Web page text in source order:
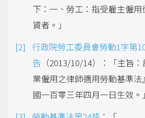
下：一、勞工：指受雇主僱
資者。」
行政院勞工委員會勞動1字第
告 （2013/10/14）：「主旨
業僱用之律師適用勞動基準
國一百零三年四月一日生效。」